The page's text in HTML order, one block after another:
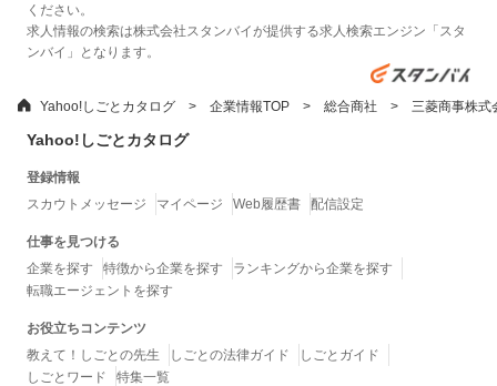
ください。
求人情報の検索は株式会社スタンバイが提供する求人検索エンジン「スタ
ンバイ」となります。
Yahoo!しごとカタログ 企業情報TOP 総合商社 三菱商事株式
Yahoo!しごとカタログ
登録情報
スカウトメッセージ
マイページ Web履歴書 配信設定
仕事を見つける
企業を探す
特徴から企業を探す
ランキングから企業を探す
転職エージェントを探す
お役立ちコンテンツ
教えて！しごとの先生
しごとの法律ガイド
しごとガイド
しごとワード
特集一覧